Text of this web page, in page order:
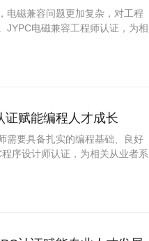
电磁兼容问题更加复杂，对工程
JYPC电磁兼容工程师认证，为相
证赋能编程人才成长
需要具备扎实的编程基础、良好
序设计师认证，为相关从业者系